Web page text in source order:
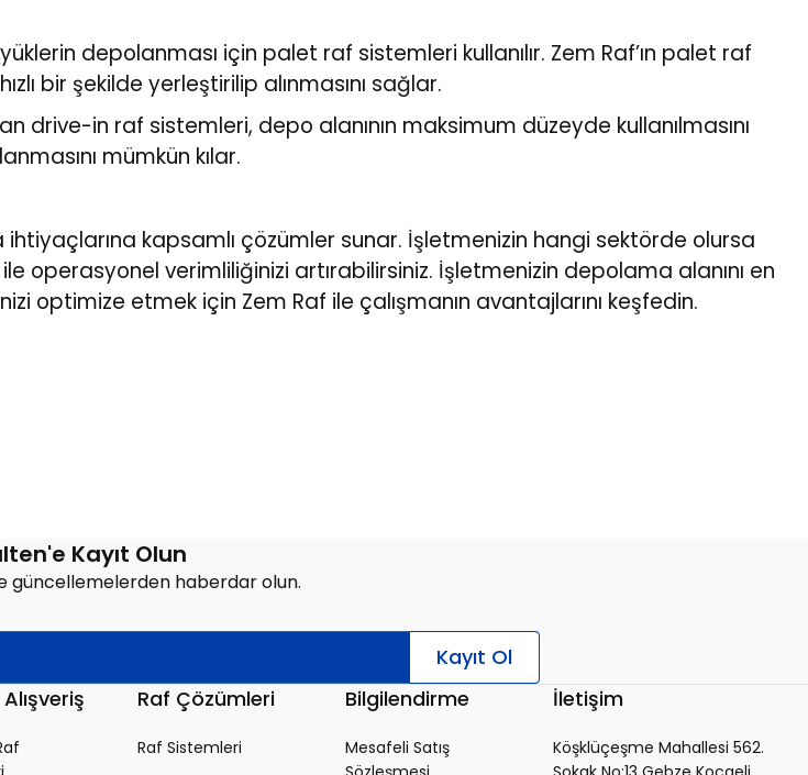
depolanması için palet raf sistemleri kullanılır. Zem Raf’ın palet raf
bir şekilde yerleştirilip alınmasını sağlar.
drive-in raf sistemleri, depo alanının maksimum düzeyde kullanılmasını
mümkün kılar.
kapsamlı çözümler sunar. İşletmenizin hangi sektörde olursa
operasyonel verimliliğinizi artırabilirsiniz. İşletmenizin depolama alanını en
optimize etmek için Zem Raf ile çalışmanın avantajlarını keşfedin.
Kayıt Olun
güncellemelerden haberdar olun.
Kayıt Ol
Raf Çözümleri
Raf Sistemleri
Bilgilendirme
Mesafeli Satış
İletişim
Köşklüçeşme Mahallesi 562.